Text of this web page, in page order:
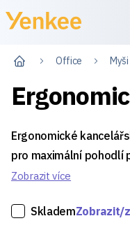
Office Myši
Ergonomické
pro maximální pohodlí
snižovat zátěž na ruku
Zobrazit více
SklademZobrazit/